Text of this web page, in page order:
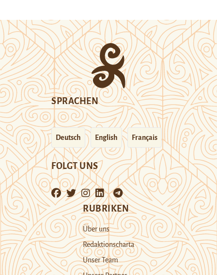
SPRACHEN
Deutsch English Français
FOLGT UNS
RUBRIKEN
Über uns
Redaktionscharta
Unser Team